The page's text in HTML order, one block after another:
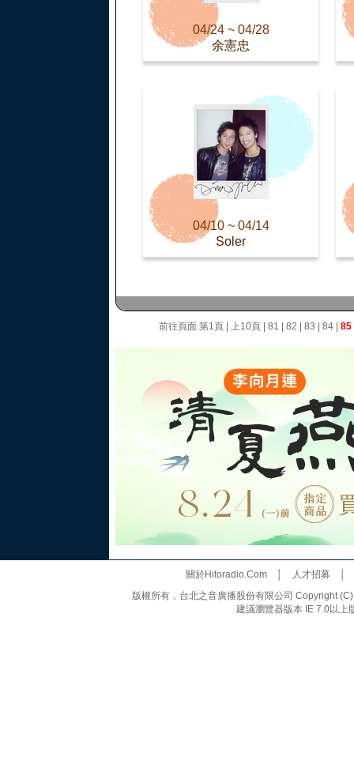
04/24 ~ 04/28
余憲忠
04/10 ~ 04/14
Soler
前往頁面 第1頁 上10頁 81 82 83 84 85
關於Hitoradio.Com│ 人才招募
版權所有，台北之音廣播股份有限公司 Copyright
建議瀏覽器版本 IE 7.0以上